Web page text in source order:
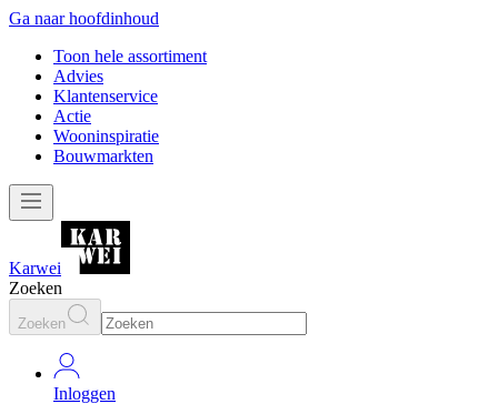
Ga naar hoofdinhoud
Toon hele assortiment
Advies
Klantenservice
Actie
Wooninspiratie
Bouwmarkten
Karwei
Zoeken
Zoeken
Inloggen